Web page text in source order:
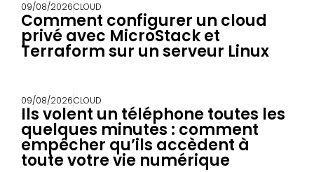
09/08/2026CLOUD
Comment configurer un cloud
privé avec MicroStack et
Terraform sur un serveur Linux
09/08/2026CLOUD
Ils volent un téléphone toutes les
quelques minutes : comment
empêcher qu’ils accèdent à
toute votre vie numérique